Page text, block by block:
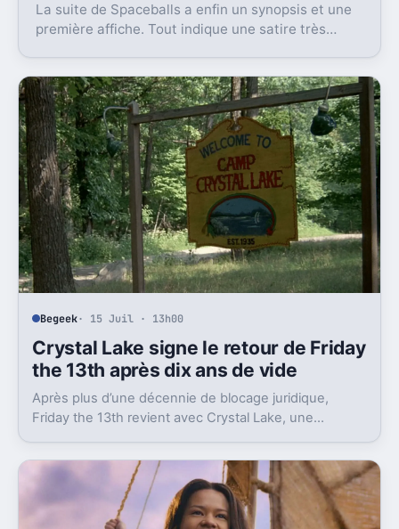
La suite de Spaceballs a enfin un synopsis et une
première affiche. Tout indique une satire très
Begeek· 15 Juil · 13h00
Crystal Lake signe le retour de Friday
the 13th après dix ans de vide
Après plus d’une décennie de blocage juridique,
Friday the 13th revient avec Crystal Lake, une
décor.